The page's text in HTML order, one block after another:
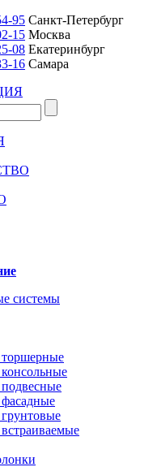
95 Санкт-Петербург
15 Москва
08 Екатеринбург
16 Самара
системы